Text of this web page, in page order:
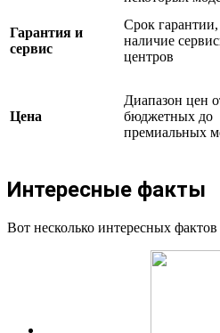
Гарантия и
сервис
Срок гарантии,
наличие
центров
Цена
Диапазон цен
бюджетных до
премиальных
Интересные факты
Вот несколько интересных